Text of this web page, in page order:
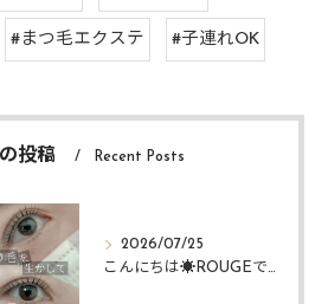
#まつ毛エクステ #子連れOK
投稿 Recent Posts
2026/07/25
こんにちは☀️ROUGEですᴗ ᴗ͈